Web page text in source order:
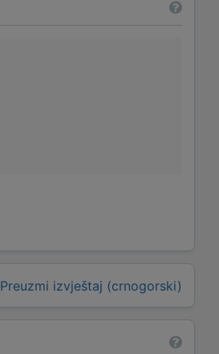
Preuzmi izvještaj (crnogorski)